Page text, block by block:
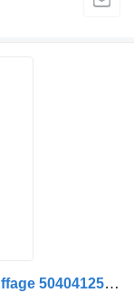
Unité de commande Unité de préchauffage 504041252 pour camion IVECO –